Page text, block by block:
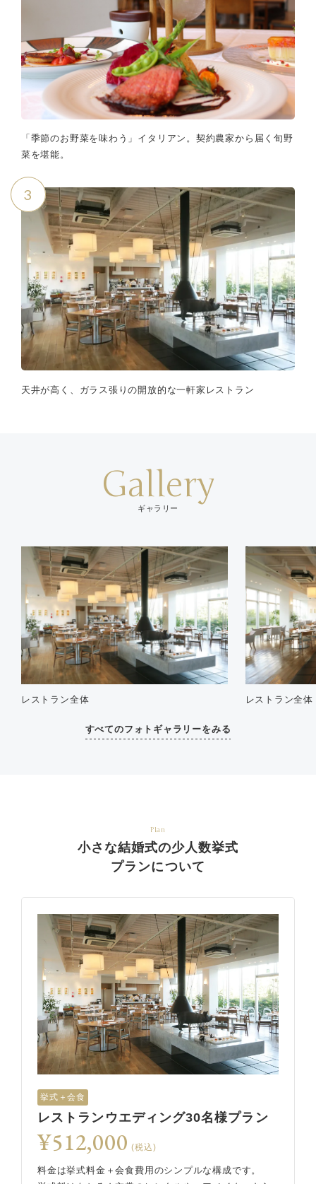
「季節のお野菜を味わう」イタリアン。契約農家から届く旬野
菜を堪能。
3
天井が高く、ガラス張りの開放的な一軒家レストラン
Gallery
ギャラリー
レストラン全体 レストラン全体
すべてのフォトギャラリーをみる
Plan
小さな結婚式の少人数挙式
プランについて
挙式＋会食
レストランウエディング30名様プラン
¥512,000 (税込)
料金は挙式料金＋会食費用のシンプルな構成です。